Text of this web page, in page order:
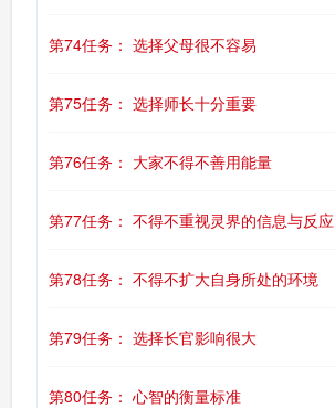
第74任务： 选择父母很不容易
第75任务： 选择师长十分重要
第76任务： 大家不得不善用能量
第77任务： 不得不重视灵界的信息与反应
第78任务： 不得不扩大自身所处的环境
第79任务： 选择长官影响很大
第80任务： 心智的衡量标准